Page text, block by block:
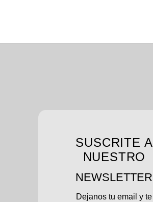
SUSCRITE A
NUESTRO
NEWSLETTER
Dejanos tu email y te